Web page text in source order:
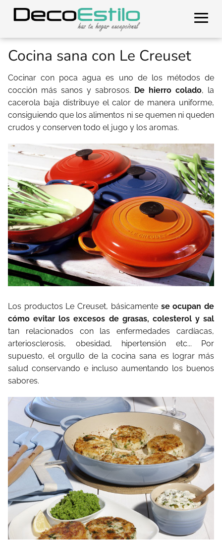
Cocina sana con Le Creuset
Cocinar con poca agua es uno de los métodos de
cocción más sanos y sabrosos. De hierro colado, la
cacerola baja distribuye el calor de manera uniforme,
consiguiendo que los alimentos ni se quemen ni queden
crudos y conserven todo el jugo y los aromas.
Los productos Le Creuset, básicamentese ocupan de
cómo evitar los excesos de grasas, colesterol y sal
tan relacionados con las enfermedades cardíacas,
arteriosclerosis, obesidad, hipertensión etc... Por
supuesto, el orgullo de la cocina sana es lograr más
salud conservando e incluso aumentando los buenos
sabores.